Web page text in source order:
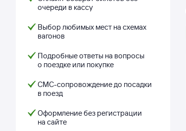
очереди в кассу
Выбор любимых мест на схемах
вагонов
Подробные ответы на вопросы
о поездке или покупке
СМС-сопровождение до посадки
в поезд
Оформление без регистрации
на сайте